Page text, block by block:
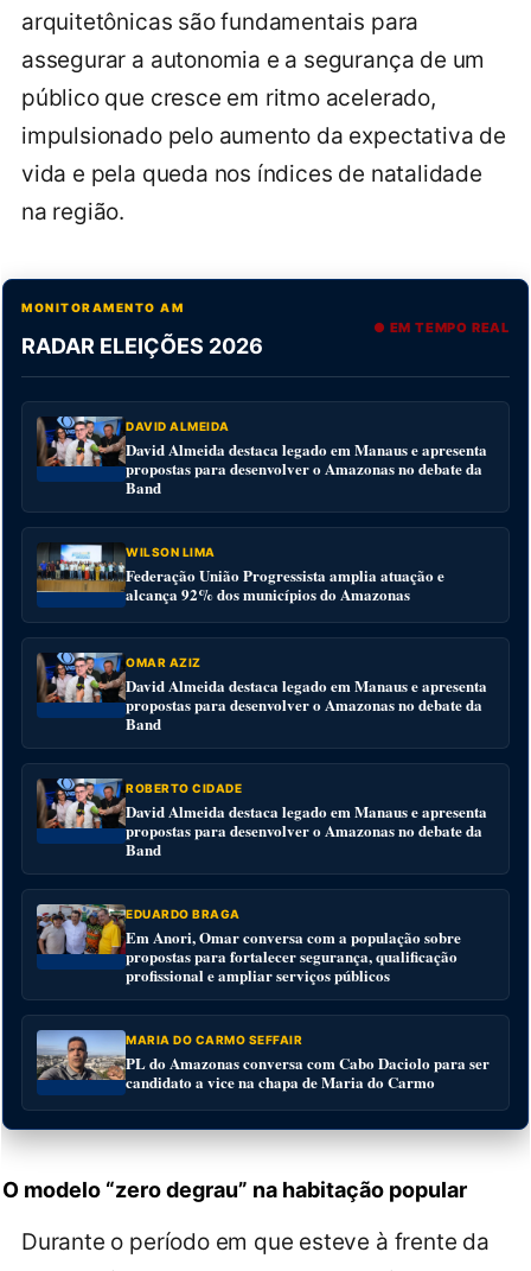
arquitetônicas são fundamentais para
assegurar a autonomia e a segurança de um
público que cresce em ritmo acelerado,
impulsionado pelo aumento da expectativa de
vida e pela queda nos índices de natalidade
na região.
MONITORAMENTO AM
RADAR ELEIÇÕES 2026
● EM TEMPO REAL
DAVID ALMEIDA
David Almeida destaca legado em Manaus e apresenta
propostas para desenvolver o Amazonas no debate da
Band
WILSON LIMA
Federação União Progressista amplia atuação e
alcança 92% dos municípios do Amazonas
OMAR AZIZ
David Almeida destaca legado em Manaus e apresenta
propostas para desenvolver o Amazonas no debate da
Band
ROBERTO CIDADE
David Almeida destaca legado em Manaus e apresenta
propostas para desenvolver o Amazonas no debate da
Band
EDUARDO BRAGA
Em Anori, Omar conversa com a população sobre
propostas para fortalecer segurança, qualificação
profissional e ampliar serviços públicos
MARIA DO CARMO SEFFAIR
PL do Amazonas conversa com Cabo Daciolo para ser
candidato a vice na chapa de Maria do Carmo
O modelo “zero degrau” na habitação popular
Durante o período em que esteve à frente da